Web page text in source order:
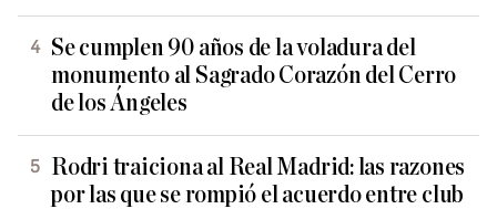
Se cumplen 90 años de la voladura del
monumento al Sagrado Corazón del Cerro
de los Ángeles
Rodri traiciona al Real Madrid: las razones
por las que se rompió el acuerdo entre club